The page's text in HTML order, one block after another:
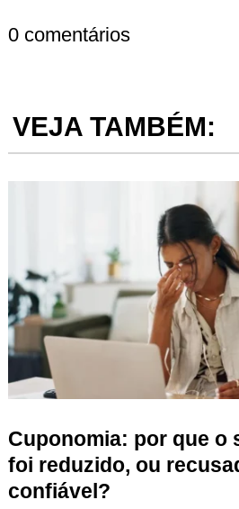
0 comentários
VEJA TAMBÉM:
Cuponomia: por que o
foi reduzido, ou
confiável?